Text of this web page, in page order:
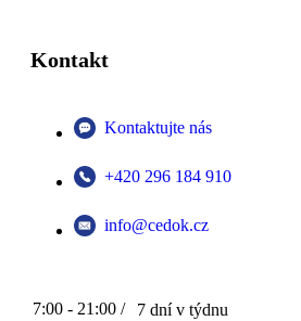
Kontakt
Kontaktujte nás
+420 296 184 910
info@cedok.cz
7:00 - 21:00 / 7 dní v týdnu